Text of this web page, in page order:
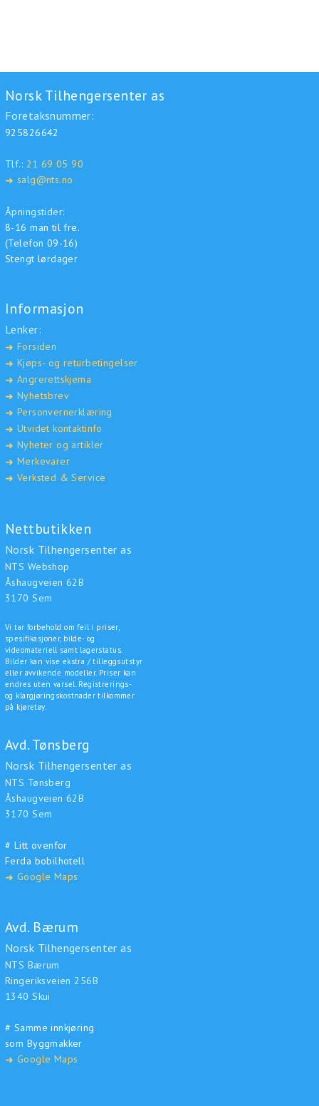
Norsk Tilhengersenter as
Foretaksnummer:
925826642
Tlf.: 21 69 05 90
➜ salg@nts.no
Åpningstider:
8-16 man til fre.
(Telefon 09-16)
Stengt lørdager
Informasjon
Lenker:
➜ Forsiden
➜ Kjøps- og returbetingelser
➜ Angrerettskjema
➜ Nyhetsbrev
➜ Personvernerklæring
➜ Utvidet kontaktinfo
➜ Nyheter og artikler
➜ Merkevarer
➜ Verksted & Service
Nettbutikken
Norsk Tilhengersenter as
NTS Webshop
Åshaugveien 62B
3170 Sem
Vi tar forbehold om feil i priser,
spesifikasjoner, bilde- og
videomateriell samt lagerstatus.
Bilder kan vise ekstra / tilleggsutstyr
eller avvikende modeller. Priser kan
endres uten varsel. Registrerings-
og klargjøringskostnader tilkommer
på kjøretøy.
Avd. Tønsberg
Norsk Tilhengersenter as
NTS Tønsberg
Åshaugveien 62B
3170 Sem
# Litt ovenfor
Ferda bobilhotell
➜ Google Maps
Avd. Bærum
Norsk Tilhengersenter as
NTS Bærum
Ringeriksveien 256B
1340 Skui
# Samme innkjøring
som Byggmakker
➜ Google Maps